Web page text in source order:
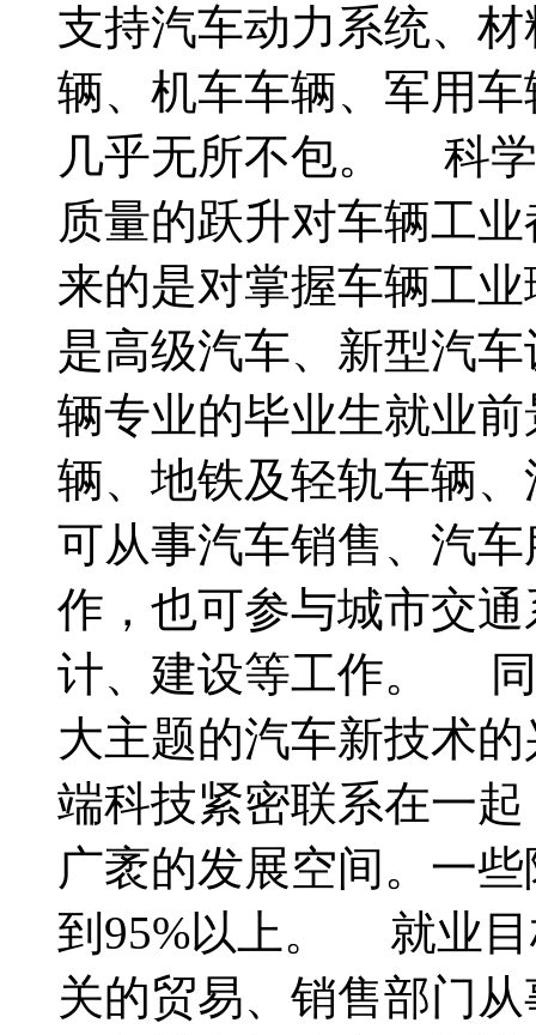
支持汽车动力系统、
辆、机车车辆、军用
几乎无所不包。 科学
质量的跃升对车辆工
来的是对掌握车辆工
是高级汽车、新型汽
辆专业的毕业生就业
辆、地铁及轻轨车辆
可从事汽车销售、汽
作，也可参与城市交
计、建设等工作。 同
大主题的汽车新技术
端科技紧密联系在一
广袤的发展空间。一
到95%以上。 就业
关的贸易、销售部门